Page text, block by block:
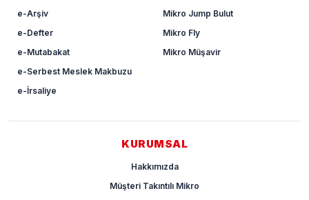
e-Arşiv
e-Defter
e-Mutabakat
e-Serbest Meslek Makbuzu
e-İrsaliye
Mikro Jump Bulut
Mikro Fly
Mikro Müşavir
KURUMSAL
Hakkımızda
Müşteri Takıntılı Mikro